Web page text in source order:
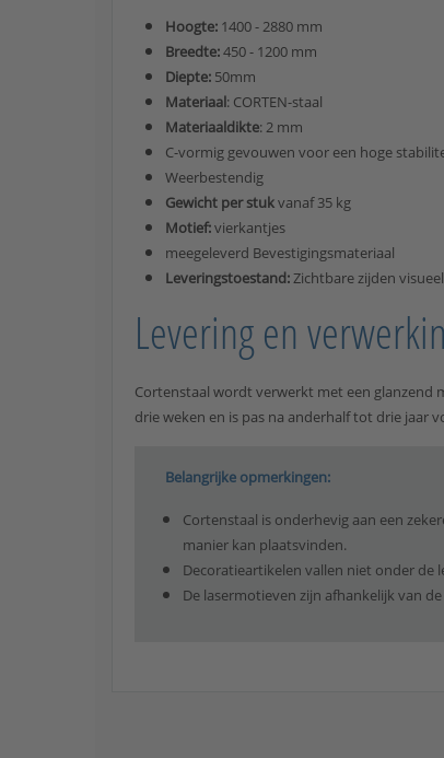
Hoogte: 1400 - 2880 mm
Breedte:450 - 1200 mm
Diepte: 50mm
Materiaal: CORTEN-staal
Materiaaldikte: 2 mm
C-vormig gevouwen voor een hoge
Weerbestendig
Gewicht per stukvanaf 35 kg
Motief:vierkantjes
meegeleverd Bevestigingsmateriaal
Leveringstoestand:Zichtbare zijden
Levering en
Cortenstaal wordt verwerkt met een
drie weken en is pas na anderhalf tot drie jaar
Belangrijke opmerkingen:
Cortenstaal is onderhevig aan een
manier kan plaatsvinden.
Decoratieartikelen vallen niet onder de
De lasermotieven zijn afhankelijk van